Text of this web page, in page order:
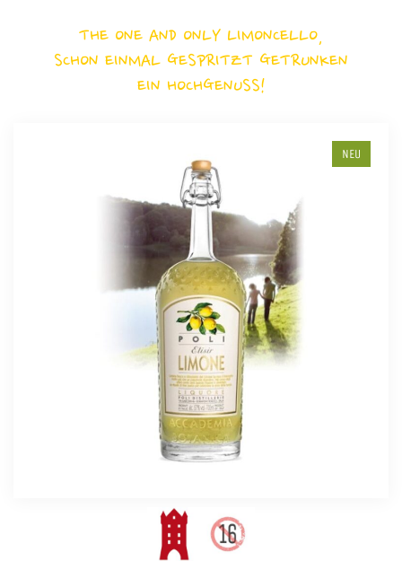
THE ONE AND ONLY LIMONCELLO,
SCHON EINMAL GESPRITZT GETRUNKEN
EIN HOCHGENUSS!
NEU